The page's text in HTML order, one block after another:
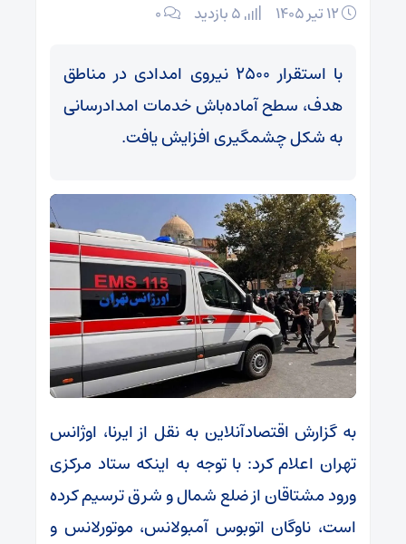
۰
با استقرار ۲۵۰۰ نیروی امدادی در مناطق
هدف، سطح آماده‌باش خدمات امدادرسانی
به شکل چشمگیری افزایش یافت.
به گزارش اقتصادآنلاین به نقل از ایرنا، اوژانس
تهران اعلام کرد: با توجه به اینکه ستاد مرکزی
ورود مشتاقان از ضلع شمال و شرق ترسیم کرده
است، ناوگان اتوبوس آمبولانس، موتورلانس و